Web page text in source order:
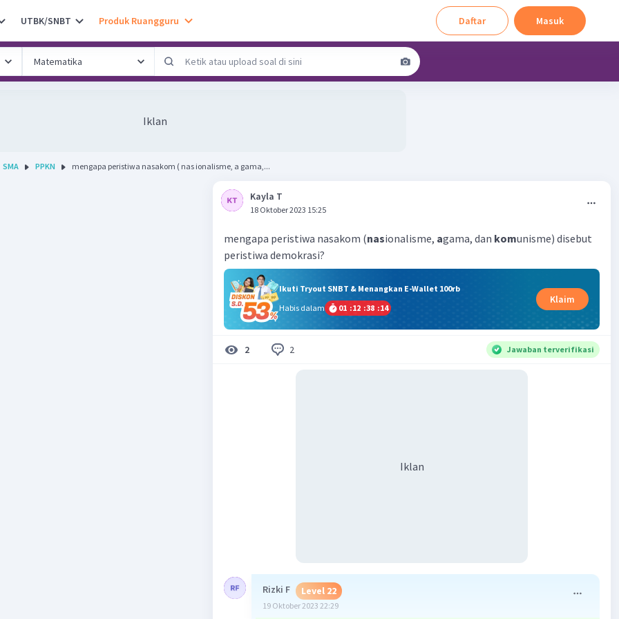
UTBK/SNBT Produk Ruangguru Daftar Masuk
Iklan
SMA PPKN mengapa peristiwa nasakom ( nas ionalisme, a gama,...
Kayla T
18 Oktober 2023 15:25
mengapa peristiwa nasakom (nasionalisme, agama, dan komunisme) disebut
peristiwa demokrasi?
Ikuti Tryout SNBT & Menangkan E-Wallet 100rb
Habis dalam
01 :12 :38 :13
Klaim
2 2 Jawaban terverifikasi
Iklan
Rizki F Level 22
19 Oktober 2023 22:29